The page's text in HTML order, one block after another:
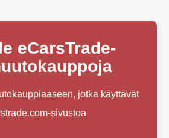
eCarsTrade-
jotka käyttävät
sivustoa